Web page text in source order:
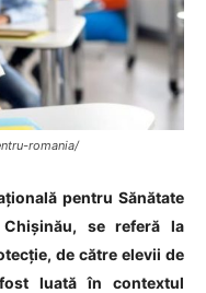
romania/
pentru Sănătate
se referă la
de către elevii de
luată în contextul